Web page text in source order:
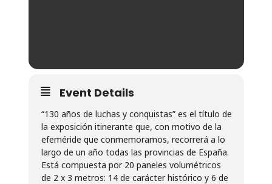
Event Details
“130 años de luchas y conquistas” es el título de
la exposición itinerante que, con motivo de la
efeméride que conmemoramos, recorrerá a lo
largo de un año todas las provincias de España.
Está compuesta por 20 paneles volumétricos
de 2 x 3 metros: 14 de carácter histórico y 6 de